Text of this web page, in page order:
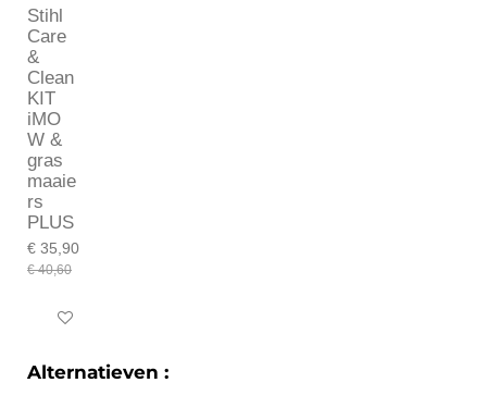
Stihl
Care
&
Clean
KIT
iMO
W &
gras
maaie
rs
PLUS
€ 35,90
€ 40,60
In winkelwagen
Alternatieven :